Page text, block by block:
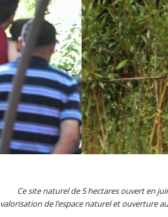
Ce site naturel de 5 hectares ouvert en
valorisation de l’espace naturel et ouverture